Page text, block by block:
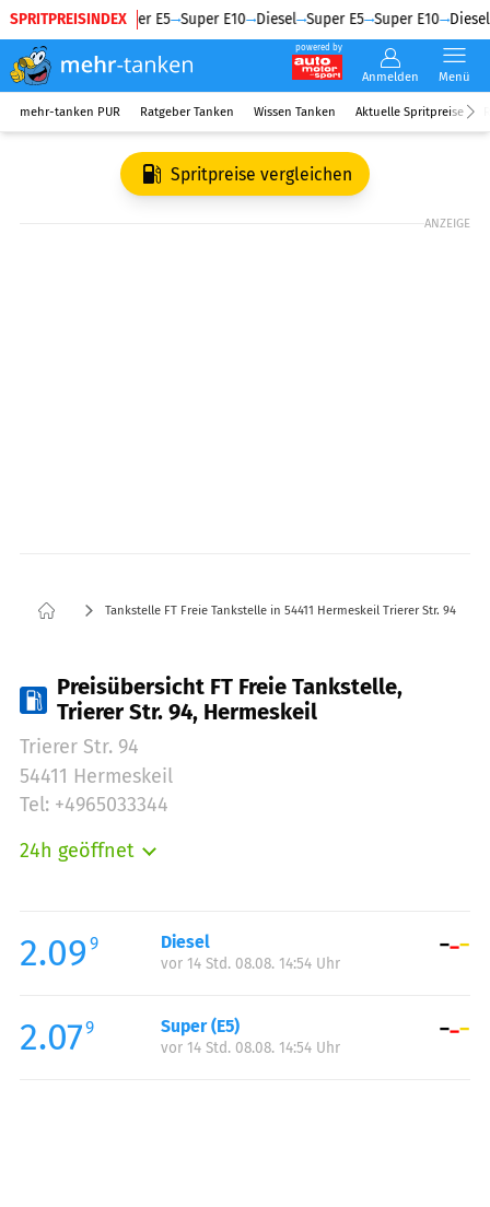
SPRITPREISINDEX
Diesel Super E5 Super E10 Diesel Super E5 Super E10 Diesel
powered by
Anmelden Menü
mehr-tanken PUR Ratgeber Tanken Wissen Tanken Aktuelle Spritpreise
Spritpreise vergleichen
ANZEIGE
Tankstelle FT Freie Tankstelle in 54411 Hermeskeil Trierer Str. 94
Preisübersicht FT Freie Tankstelle,
Trierer Str. 94, Hermeskeil
Trierer Str. 94
54411 Hermeskeil
Tel: +4965033344
24h geöffnet
Mittwoch:
00:00-24:00
Donnerstag:
Samstag:
00:00-24:00
Sonntag:
2.09 9 Diesel
vor 14 Std. 08.08. 14:54 Uhr
2.079 Super (E5)
vor 14 Std. 08.08. 14:54 Uhr